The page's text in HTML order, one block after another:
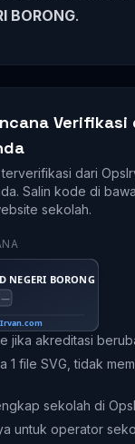
BORONG.
Verifikasi
terverifikasi dari
Salin kode di
sekolah.
jika akreditasi
1 file SVG, tidak
sekolah di
untuk operator